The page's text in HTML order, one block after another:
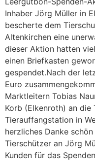
Inhaber Jörg Müller in
bescherte dem
Altenkirchen eine
dieser Aktion hatten
einen Briefkasten
gespendet.Nach der
Euro
Marktleitern Tobias
Korb (Elkenroth) an die
Tierauffangstation in
herzliches Danke
Tierschützer an Jörg
Kunden für das